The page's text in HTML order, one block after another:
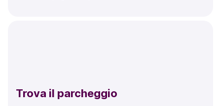
Trova il parcheggio